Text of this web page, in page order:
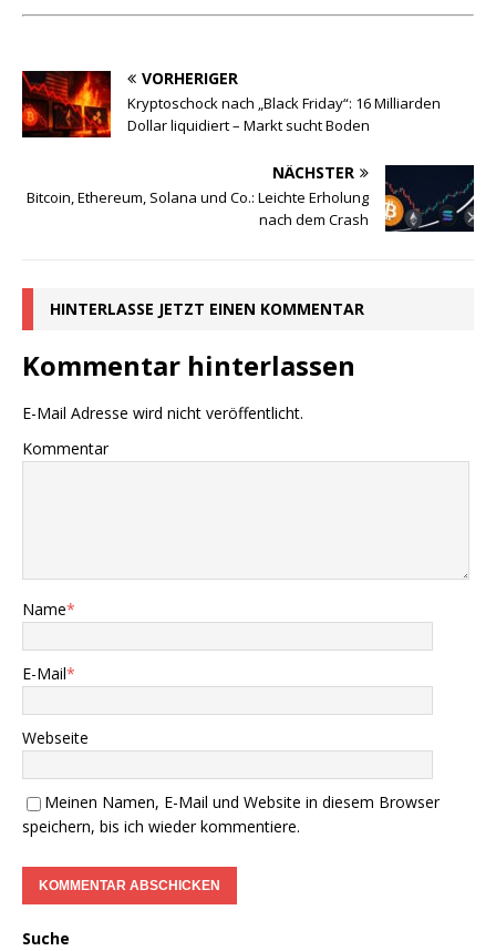
VORHERIGER
Kryptoschock nach „Black Friday“: 16 Milliarden
Dollar liquidiert – Markt sucht Boden
NÄCHSTER
Bitcoin, Ethereum, Solana und Co.: Leichte Erholung
nach dem Crash
HINTERLASSE JETZT EINEN KOMMENTAR
Kommentar hinterlassen
E-Mail Adresse wird nicht veröffentlicht.
Kommentar
Name*
E-Mail*
Webseite
Meinen Namen, E-Mail und Website in diesem Browser
speichern, bis ich wieder kommentiere.
Suche